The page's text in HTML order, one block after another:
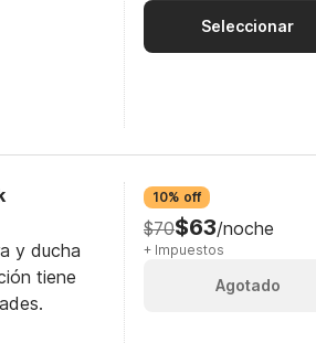
Seleccionar
y ducha
tiene
10% off
$70$63/noche
+ Impuestos
Agotado